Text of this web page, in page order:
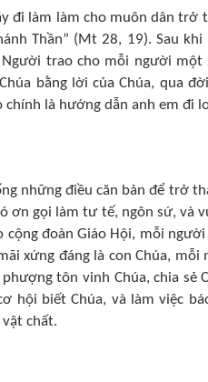
đi làm làm cho muôn dân trở
Thần” (Mt 28, 19). Sau
trao cho mỗi người một
bằng lời của Chúa, qua
là hướng dẫn anh em đi
những điều căn bản để trở
ơn gọi làm tư tế, ngôn sứ, và
đoàn Giáo Hội, mỗi
xứng đáng là con Chúa,
tôn vinh Chúa, chia sẻ
hội biết Chúa, và làm việc
chất.